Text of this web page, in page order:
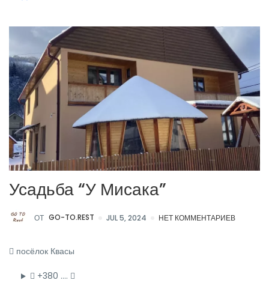
Усадьба “У Мисака”
ОТ GO-TO.REST JUL 5, 2024 НЕТ КОММЕНТАРИЕВ
посёлок Квасы
+380 ….